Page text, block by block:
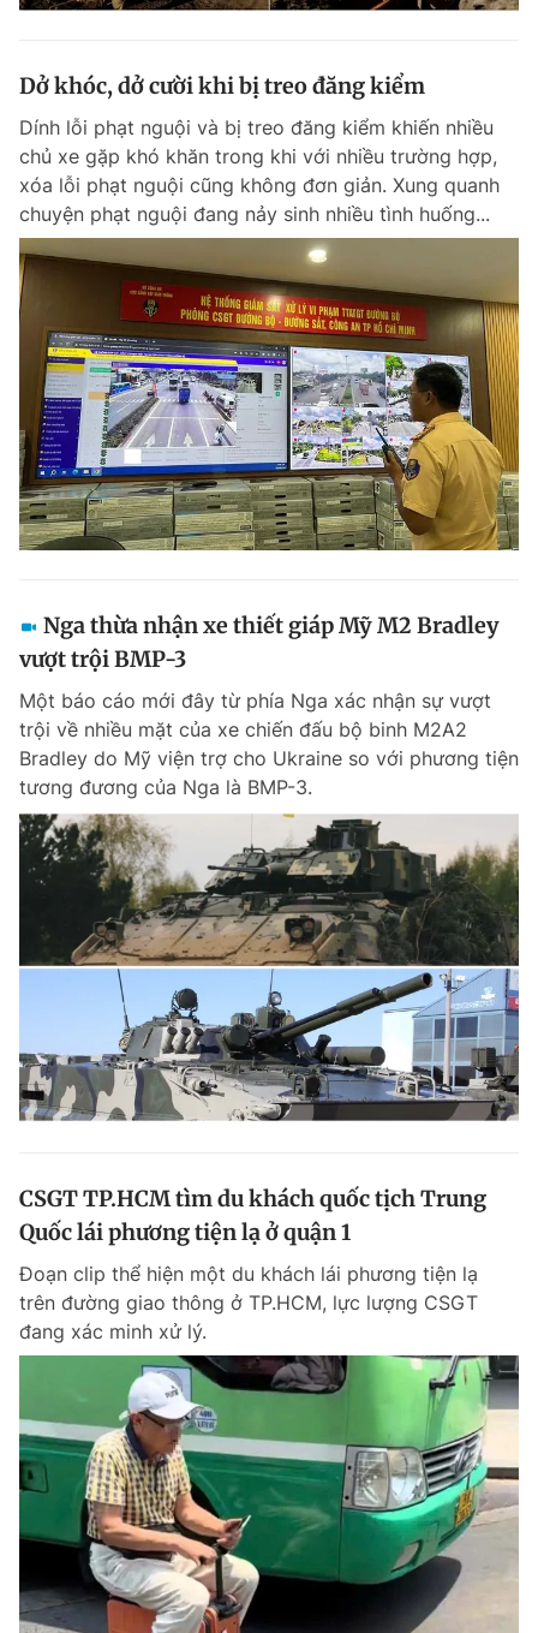
Dở khóc, dở cười khi bị treo đăng kiểm
Dính lỗi phạt nguội và bị treo đăng kiểm khiến nhiều
chủ xe gặp khó khăn trong khi với nhiều trường hợp,
xóa lỗi phạt nguội cũng không đơn giản. Xung quanh
chuyện phạt nguội đang nảy sinh nhiều tình huống...
Nga thừa nhận xe thiết giáp Mỹ M2 Bradley
vượt trội BMP-3
Một báo cáo mới đây từ phía Nga xác nhận sự vượt
trội về nhiều mặt của xe chiến đấu bộ binh M2A2
Bradley do Mỹ viện trợ cho Ukraine so với phương tiện
tương đương của Nga là BMP-3.
CSGT TP.HCM tìm du khách quốc tịch Trung
Quốc lái phương tiện lạ ở quận 1
Đoạn clip thể hiện một du khách lái phương tiện lạ
trên đường giao thông ở TP.HCM, lực lượng CSGT
đang xác minh xử lý.